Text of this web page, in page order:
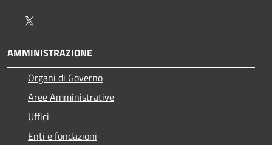
AMMINISTRAZIONE
Organi di Governo
Aree Amministrative
Uffici
Enti e fondazioni